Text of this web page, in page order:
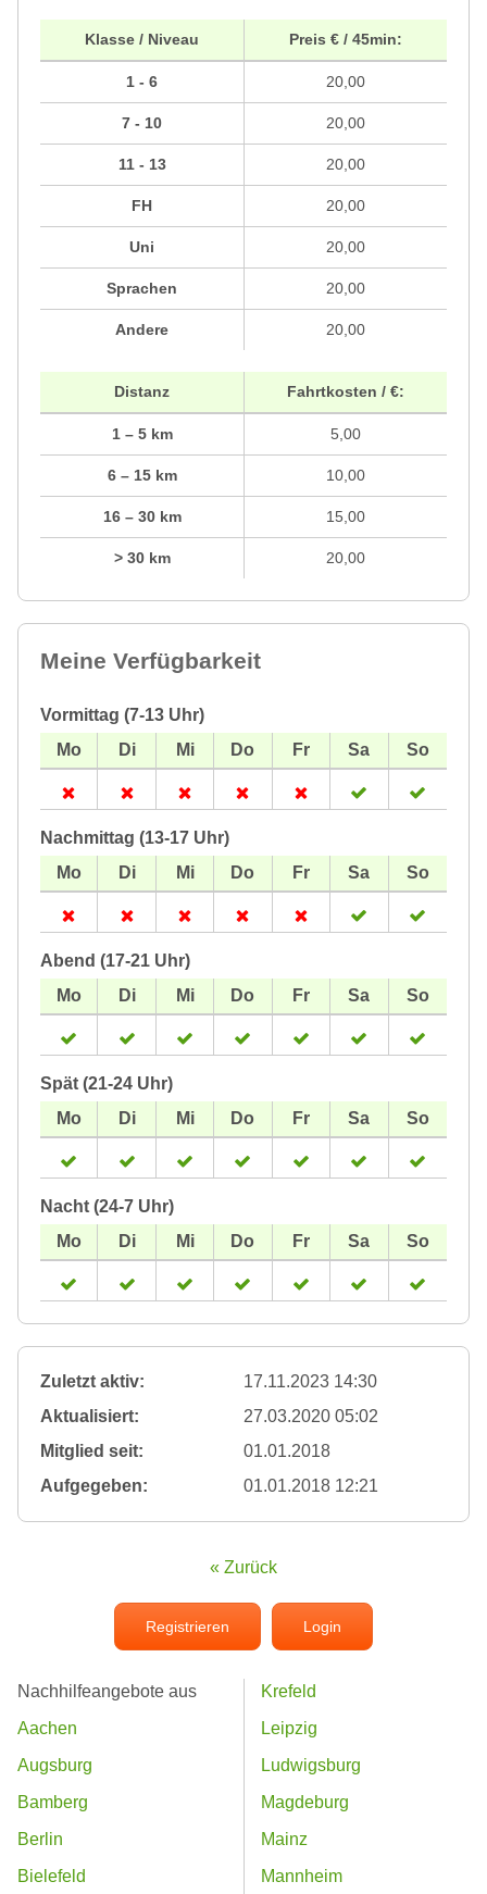
Klasse / Niveau
1 - 6
7 - 10
11 - 13
FH
Uni
Sprachen
Andere
Preis € / 45min:
20,00
20,00
20,00
20,00
20,00
20,00
20,00
Distanz
1 – 5 km
6 – 15 km
16 – 30 km
> 30 km
Fahrtkosten / €:
5,00
10,00
15,00
20,00
Meine Verfügbarkeit
Vormittag (7-13 Uhr)
Nachmittag (13-17 Uhr)
Abend (17-21 Uhr)
Spät (21-24 Uhr)
Nacht (24-7 Uhr)
Zuletzt aktiv:
17.11.2023 14:30
Aktualisiert:
27.03.2020 05:02
Mitglied seit:
01.01.2018
Aufgegeben:
01.01.2018 12:21
« Zurück
Registrieren Login
Nachhilfeangebote aus
Aachen
Augsburg
Bamberg
Berlin
Bielefeld
Krefeld
Leipzig
Ludwigsburg
Magdeburg
Mainz
Mannheim